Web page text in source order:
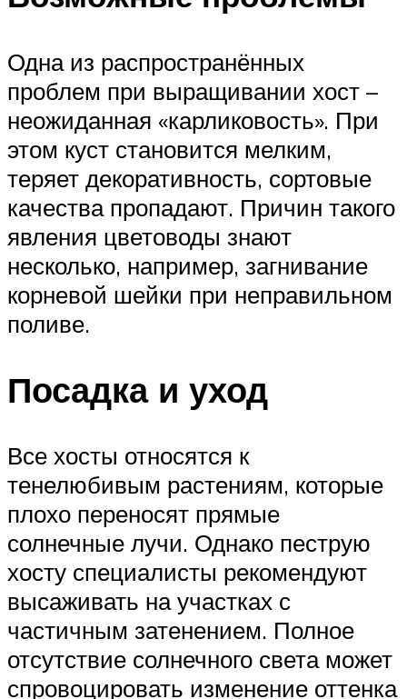
Одна из распространённых
проблем при выращивании хост –
неожиданная «карликовость». При
этом куст становится мелким,
теряет декоративность, сортовые
качества пропадают. Причин такого
явления цветоводы знают
несколько, например, загнивание
корневой шейки при неправильном
поливе.
Посадка и уход
Все хосты относятся к
тенелюбивым растениям, которые
плохо переносят прямые
солнечные лучи. Однако пеструю
хосту специалисты рекомендуют
высаживать на участках с
частичным затенением. Полное
отсутствие солнечного света может
спровоцировать изменение оттенка